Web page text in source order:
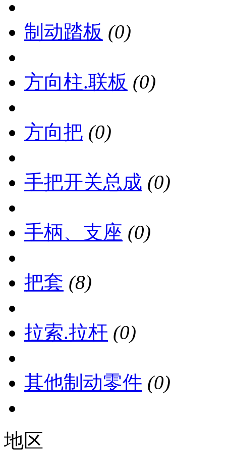
制动踏板 (0)
方向柱.联板 (0)
方向把 (0)
手把开关总成 (0)
手柄、支座 (0)
把套 (8)
拉索.拉杆 (0)
其他制动零件 (0)
地区